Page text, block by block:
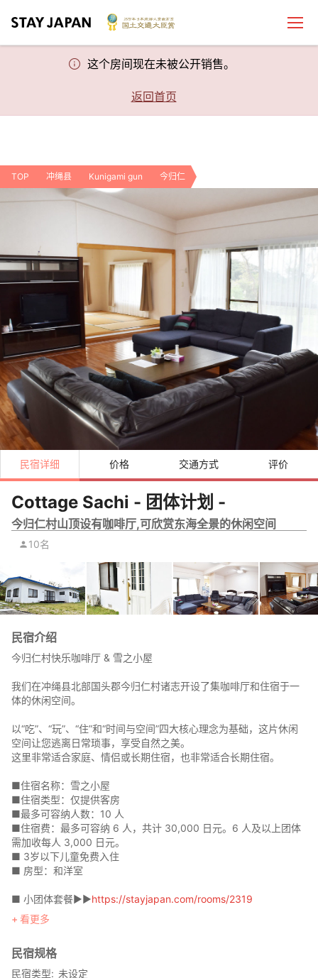
这个房间现在未被公开销售。
返回首页
TOP 冲绳县 Kunigami gun 今归仁
民宿详细 价格 交通方式 评价
Cottage Sachi - 团体计划 -
今归仁村山顶设有咖啡厅,可欣赏东海全景的休闲空间
10名
民宿介绍
今归仁村快乐咖啡厅 & 雪之小屋
我们在冲绳县北部国头郡今归仁村诸志开设了集咖啡厅和住宿于一
体的休闲空间。
以“吃”、“玩”、“住”和“时间与空间”四大核心理念为基础，这片休闲
空间让您逃离日常琐事，享受自然之美。
这里非常适合家庭、情侣或长期住宿，也非常适合长期住宿。
■住宿名称：雪之小屋
■住宿类型：仅提供客房
■最多可容纳人数：10 人
■住宿费：最多可容纳 6 人，共计 30,000 日元。6 人及以上团体
需加收每人 3,000 日元。
■ 3岁以下儿童免费入住
■ 房型：和洋室
■ 小团体套餐▶︎▶︎https://stayjapan.com/rooms/2319
此套餐适用于工作日三人或以下团体，周末及旺季两人或以下团
体，价格优惠！！！
■ 快乐咖啡厅
・营业时间：上午9:30 - 下午7:00（最后点餐时间下午6:30）
看更多
民宿规格
民宿类型
未设定